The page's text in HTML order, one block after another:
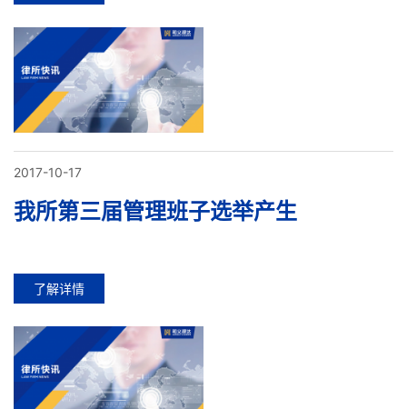
2017-10-17
我所第三届管理班子选举产生
了解详情